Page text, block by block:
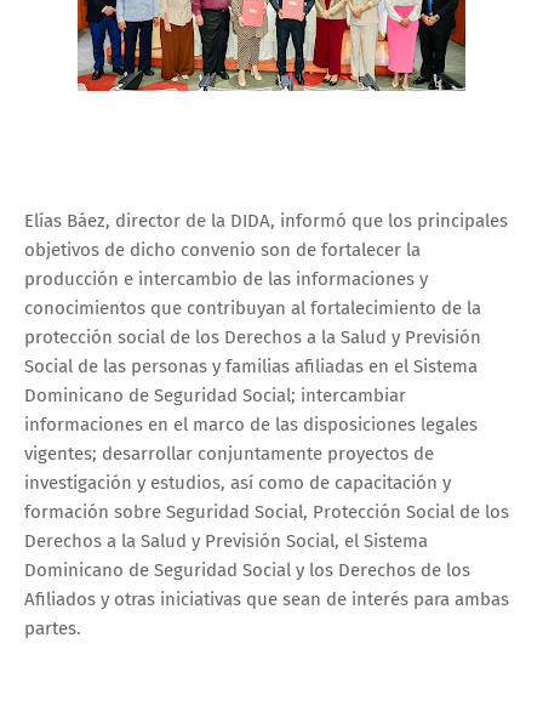
Elías Báez, director de la DIDA, informó que los principales
objetivos de dicho convenio son de fortalecer la
producción e intercambio de las informaciones y
conocimientos que contribuyan al fortalecimiento de la
protección social de los Derechos a la Salud y Previsión
Social de las personas y familias afiliadas en el Sistema
Dominicano de Seguridad Social; intercambiar
informaciones en el marco de las disposiciones legales
vigentes; desarrollar conjuntamente proyectos de
investigación y estudios, así como de capacitación y
formación sobre Seguridad Social, Protección Social de los
Derechos a la Salud y Previsión Social, el Sistema
Dominicano de Seguridad Social y los Derechos de los
Afiliados y otras iniciativas que sean de interés para ambas
partes.